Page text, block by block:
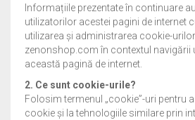
LEATHER
SWIMWEAR
DRESSES
TOPS
Informațiile prezentate în continuare
utilizatorilor acestei pagini de internet
utilizarea și administrarea cookie-
zenonshop.com în contextul navigării
această pagină de internet.
2. Ce sunt cookie-urile?
Folosim termenul „cookie”-uri pentru
cookie și la tehnologiile similare prin